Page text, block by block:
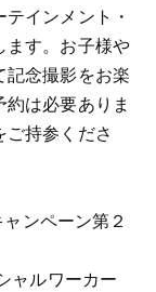
インメント・
ます。お子様や
記念撮影をお楽
は必要ありま
持参くださ
ンペーン第２
ャルワーカー